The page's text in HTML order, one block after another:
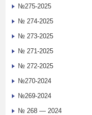
№275-2025
№ 274-2025
№ 273-2025
№ 271-2025
№ 272-2025
№270-2024
№269-2024
№ 268 — 2024